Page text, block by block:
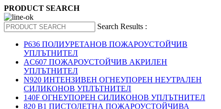
PRODUCT SEARCH
Search Results :
P636 ПОЛИУРЕТАНОВ ПОЖАРОУСТОЙЧИВ
УПЛЪТНИТЕЛ
AC607 ПОЖАРОУСТОЙЧИВ АКРИЛЕН
УПЛЪТНИТЕЛ
N920 ИНТЕНЗИВЕН ОГНЕУПОРЕН НЕУТРАЛЕН
СИЛИКОНОВ УПЛЪТНИТЕЛ
140F ОГНЕУПОРЕН СИЛИКОНОВ УПЛЪТНИТЕЛ
820 B1 ПИСТОЛЕТНА ПОЖАРОУСТОЙЧИВА